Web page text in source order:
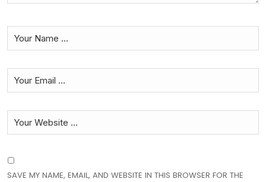
SAVE MY NAME, EMAIL, AND WEBSITE IN THIS BROWSER FOR THE